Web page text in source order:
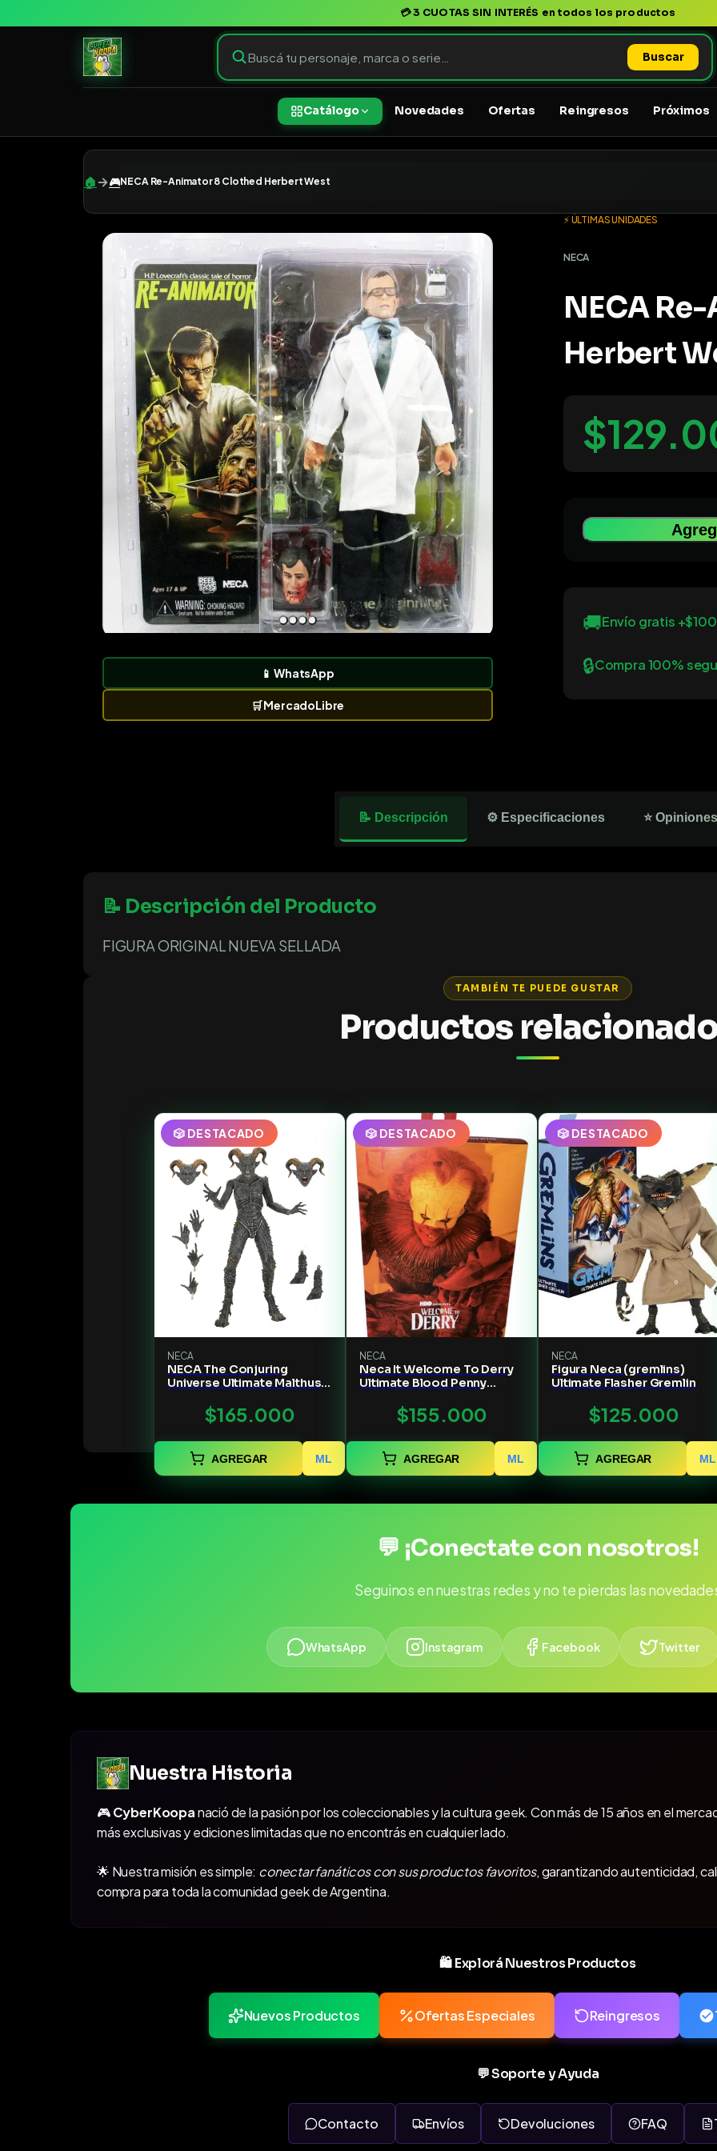
💳3 CUOTAS SIN INTERÉS en todos los productos
Buscar
Catálogo Novedades Ofertas Reingresos Próximos
🏠 →🎮NECA Re-Animator 8 Clothed Herbert West
📱WhatsApp
🛒MercadoLibre
⚡ ÚLTIMAS UNIDADES
NECA
NECA
Herbert
🚚Envío gratis
🔒Compra 100%
📝 Descripción ⚙️ Especificaciones ⭐ Opiniones
📝 Descripción del Producto
FIGURA ORIGINAL NUEVA SELLADA
TAMBIÉN TE PUEDE GUSTAR
Productos
🎲 DESTACADO
NECA
NECA The Conjuring
Universe Ultimate Malthus
7" Scale$165.000
AGREGAR ML
🎲 DESTACADO
NECA
Neca It Welcome To Derry
Ultimate Blood Penny
$155.000
AGREGAR ML
🎲 DESTACADO
NECA
Figura Neca (gremlins)
Ultimate Flasher Gremlin
$125.000
AGREGAR ML
💬 ¡Conectate con nosotros!
Seguinos en nuestras redes y no te pierdas las
WhatsApp Instagram Facebook Twitter
Nuestra Historia
🎮CyberKoopanació de la pasión por los coleccionables y la cultura geek. Con más de 15 años en el
más exclusivas y ediciones limitadas que no encontrás en cualquier lado.
🌟 Nuestra misión es simple: conectar fanáticos con sus productos favoritos, garantizando autenticidad,
compra para toda la comunidad geek de Argentina.
🛍️ Explorá Nuestros Productos
Nuevos Productos Ofertas Especiales Reingresos
💬 Soporte y Ayuda
Contacto Envíos Devoluciones FAQ